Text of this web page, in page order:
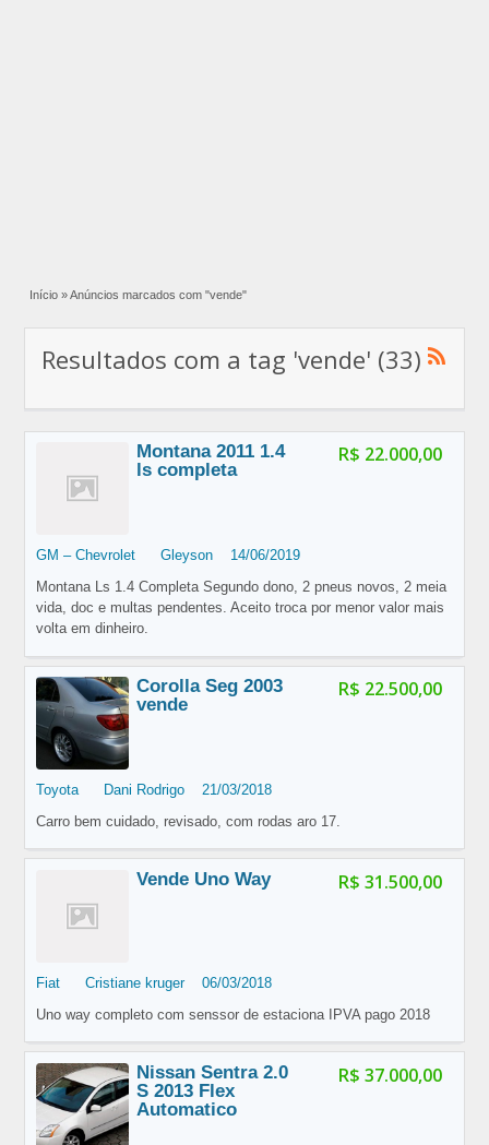
Início » Anúncios marcados com "vende"
Resultados com a tag 'vende' (33)
R$ 22.000,00
Montana 2011 1.4
ls completa
GM – Chevrolet Gleyson
14/06/2019
Montana Ls 1.4 Completa Segundo dono, 2 pneus novos, 2 meia
vida, doc e multas pendentes. Aceito troca por menor valor mais
volta em dinheiro.
R$ 22.500,00
Corolla Seg 2003
vende
Toyota Dani Rodrigo
21/03/2018
Carro bem cuidado, revisado, com rodas aro 17.
R$ 31.500,00
Vende Uno Way
Fiat Cristiane kruger
06/03/2018
Uno way completo com senssor de estaciona IPVA pago 2018
R$ 37.000,00
Nissan Sentra 2.0
S 2013 Flex
Automatico